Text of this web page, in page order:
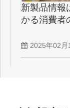
新製品情報
かる消費者
2025年02月